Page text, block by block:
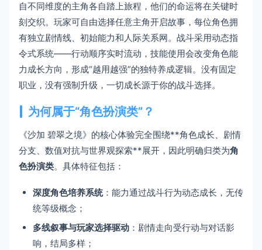
自不同维度的主角各自踏上旅程，他们的命运将在关键时
刻交织。玩家可自由选择任意主角开启故事，每位角色拥
有独立剧情线、初始能力和人际关系网。战斗采用动态指
令式系统——行动顺序实时流动，技能使用会改变角色能
力成长方向，形成“越用越强”的独特养成逻辑。没有固定
职业，没有强制升级，一切成长源于你的战斗选择。
为何属于“角色扮演类”？
《沙加 碧翠之境》的核心体验完全围绕**角色成长、剧情
分支、数值对抗与世界观探索**展开，因此明确归类为角
色扮演类。具体特征包括：
深度角色培养系统：能力通过战斗行为动态成长，无传
统等级概念；
多线叙事与玩家选择驱动 ：剧情走向受行动与对话影
响，结局多样；